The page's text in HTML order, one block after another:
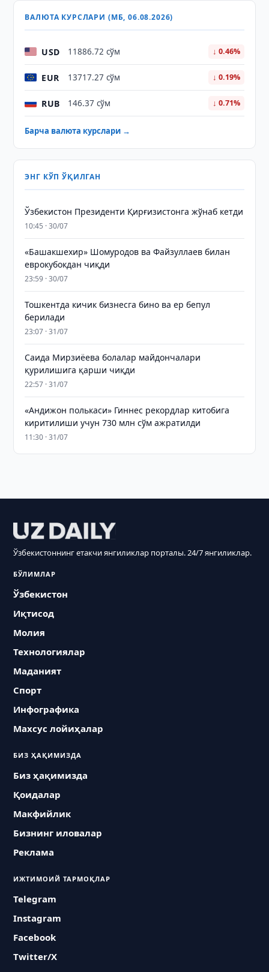
ВАЛЮТА КУРСЛАРИ (МБ, 06.08.2026)
USD 11886.72 сўм ↓ 0.46%
EUR 13717.27 сўм ↓ 0.19%
RUB 146.37 сўм ↓ 0.71%
Барча валюта курслари →
ЭНГ КЎП ЎҚИЛГАН
Ўзбекистон Президенти Қирғизистонга жўнаб кетди
10:45 · 30/07
«Башакшехир» Шомуродов ва Файзуллаев билан
еврокубокдан чиқди
23:59 · 30/07
Тошкентда кичик бизнесга бино ва ер бепул
берилади
23:07 · 31/07
Саида Мирзиёева болалар майдончалари
қурилишига қарши чиқди
22:57 · 31/07
«Андижон полькаси» Гиннес рекордлар китобига
киритилиши учун 730 млн сўм ажратилди
11:30 · 31/07
Ўзбекистоннинг етакчи янгиликлар порталы. 24/7 янгиликлар.
БЎЛИМЛАР
Ўзбекистон
Иқтисод
Молия
Технологиялар
Маданият
Спорт
Инфографика
Махсус лойиҳалар
БИЗ ҲАҚИМИЗДА
Биз ҳақимизда
Қоидалар
Макфийлик
Бизнинг иловалар
Реклама
ИЖТИМОИЙ ТАРМОҚЛАР
Telegram
Instagram
Facebook
Twitter/X